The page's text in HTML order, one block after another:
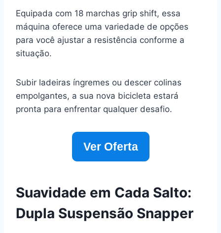
Equipada com 18 marchas grip shift, essa
máquina oferece uma variedade de opções
para você ajustar a resistência conforme a
situação.
Subir ladeiras íngremes ou descer colinas
empolgantes, a sua nova bicicleta estará
pronta para enfrentar qualquer desafio.
Ver Oferta
Suavidade em Cada Salto:
Dupla Suspensão Snapper